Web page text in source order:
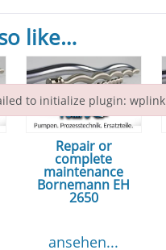
like…
Repair or
complete
maintenance
Bornemann EH
2650
ansehen...
to initialize plugin: wplink
to initialize plugin: wplink